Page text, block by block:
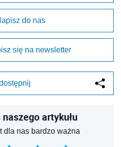
do nas
się na newsletter
artykułu
dla nas bardzo ważna